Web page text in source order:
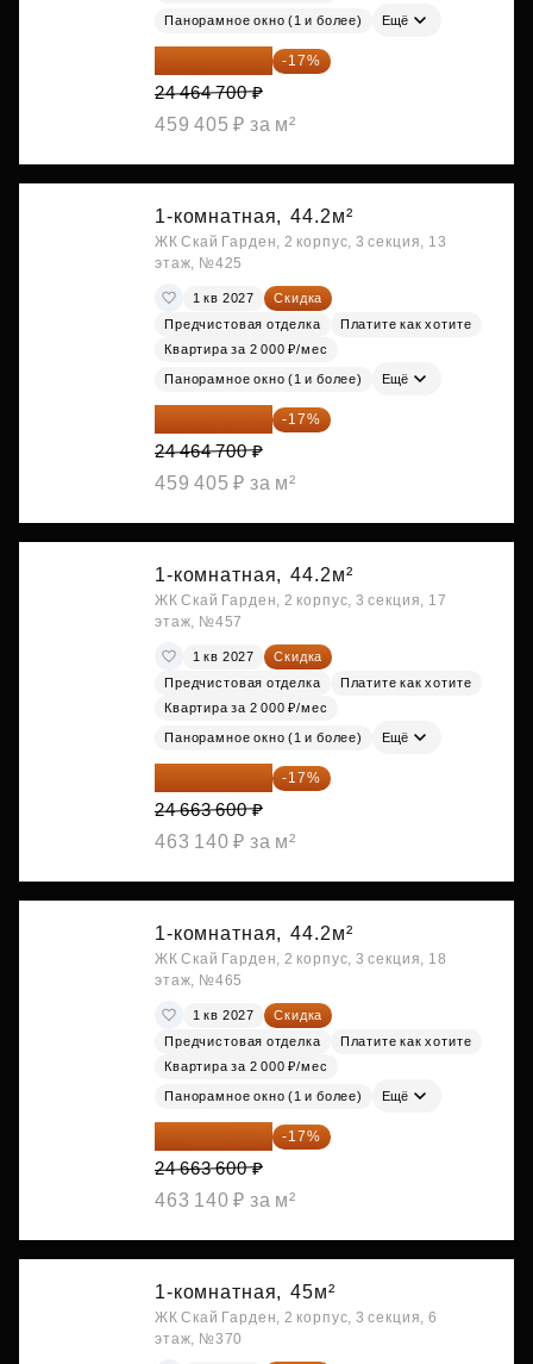
Панорамное окно (1 и более) Ещё
20 305 701 ₽ -17%
24 464 700 ₽
459 405 ₽ за м²
1-комнатная, 44.2м²
ЖК Скай Гарден, 2 корпус, 3 секция, 13
этаж, №425
1 кв 2027
Скидка
Предчистовая отделка
Платите как хотите
Квартира за 2 000 ₽/мес
Панорамное окно (1 и более) Ещё
20 305 701 ₽ -17%
24 464 700 ₽
459 405 ₽ за м²
1-комнатная, 44.2м²
ЖК Скай Гарден, 2 корпус, 3 секция, 17
этаж, №457
1 кв 2027
Скидка
Предчистовая отделка
Платите как хотите
Квартира за 2 000 ₽/мес
Панорамное окно (1 и более) Ещё
20 470 788 ₽ -17%
24 663 600 ₽
463 140 ₽ за м²
1-комнатная, 44.2м²
ЖК Скай Гарден, 2 корпус, 3 секция, 18
этаж, №465
1 кв 2027
Скидка
Предчистовая отделка
Платите как хотите
Квартира за 2 000 ₽/мес
Панорамное окно (1 и более) Ещё
20 470 788 ₽ -17%
24 663 600 ₽
463 140 ₽ за м²
1-комнатная, 45м²
ЖК Скай Гарден, 2 корпус, 3 секция, 6
этаж, №370